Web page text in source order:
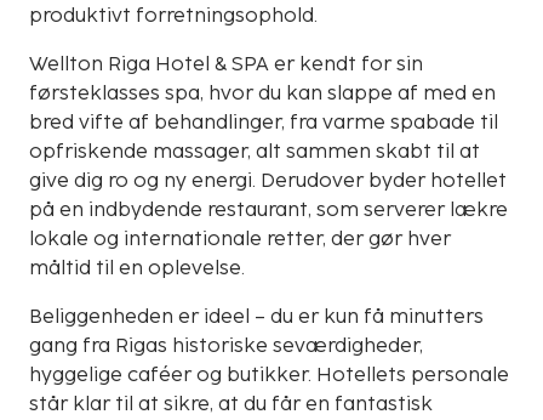
produktivt forretningsophold.
Wellton Riga Hotel & SPA er kendt for sin
førsteklasses spa, hvor du kan slappe af med en
bred vifte af behandlinger, fra varme spabade til
opfriskende massager, alt sammen skabt til at
give dig ro og ny energi. Derudover byder hotellet
på en indbydende restaurant, som serverer lækre
lokale og internationale retter, der gør hver
måltid til en oplevelse.
Beliggenheden er ideel – du er kun få minutters
gang fra Rigas historiske seværdigheder,
hyggelige caféer og butikker. Hotellets personale
står klar til at sikre, at du får en fantastisk